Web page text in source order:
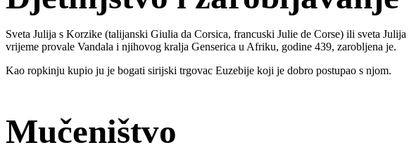
Sveta Julija s Korzike (talijanski Giulia da Corsica, francuski Julie de Corse) ili sveta
vrijeme provale Vandala i njihovog kralja Genserica u Afriku, godine 439, zarobljena je.
Kao ropkinju kupio ju je bogati sirijski trgovac Euzebije koji je dobro postupao s njom.
Mučeništvo